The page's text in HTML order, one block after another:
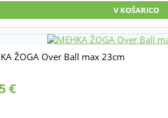
V KOŠARICO
ŽOGA Over Ball max 23cm
€